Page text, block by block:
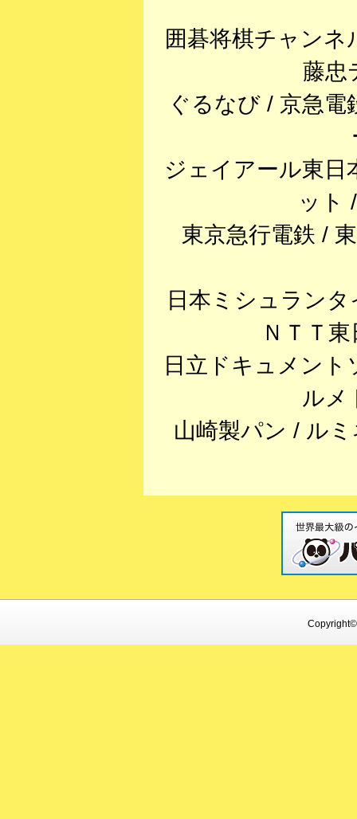
囲碁将棋チャン
藤忠
ぐるなび / 京急
ジェイアール東日
ット
東京急行電鉄 /
日本ミシュラン
ＮＴＴ
日立ドキュメン
ルメ
山崎製パン / ル